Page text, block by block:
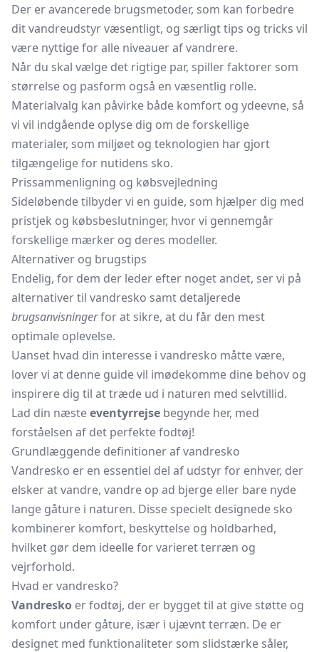
Der er avancerede brugsmetoder, som kan forbedre
dit vandreudstyr væsentligt, og særligt tips og tricks vil
være nyttige for alle niveauer af vandrere.
Når du skal vælge det rigtige par, spiller faktorer som
størrelse og pasform også en væsentlig rolle.
Materialvalg kan påvirke både komfort og ydeevne, så
vi vil indgående oplyse dig om de forskellige
materialer, som miljøet og teknologien har gjort
tilgængelige for nutidens sko.
Prissammenligning og købsvejledning
Sideløbende tilbyder vi en guide, som hjælper dig med
pristjek og købsbeslutninger, hvor vi gennemgår
forskellige mærker og deres modeller.
Alternativer og brugstips
Endelig, for dem der leder efter noget andet, ser vi på
alternativer til vandresko samt detaljerede
brugsanvisningerfor at sikre, at du får den mest
optimale oplevelse.
Uanset hvad din interesse i vandresko måtte være,
lover vi at denne guide vil imødekomme dine behov og
inspirere dig til at træde ud i naturen med selvtillid.
Lad din næsteeventyrrejse begynde her, med
forståelsen af det perfekte fodtøj!
Grundlæggende definitioner af vandresko
Vandresko er en essentiel del af udstyr for enhver, der
elsker at vandre, vandre op ad bjerge eller bare nyde
lange gåture i naturen. Disse specielt designede sko
kombinerer komfort, beskyttelse og holdbarhed,
hvilket gør dem ideelle for varieret terræn og
vejrforhold.
Hvad er vandresko?
Vandresko er fodtøj, der er bygget til at give støtte og
komfort under gåture, især i ujævnt terræn. De er
designet med funktionaliteter som slidstærke såler,